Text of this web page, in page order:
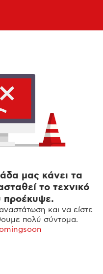
μας κάνει τα
το τεχνικό
προέκυψε.
και να είστε
πολύ σύντομα.